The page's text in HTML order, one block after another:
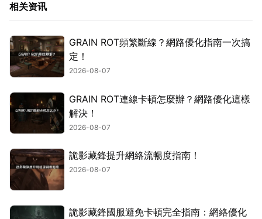
相关资讯
GRAIN ROT頻繁斷線？網路優化指南一次搞
定！
2026-08-07
GRAIN ROT連線卡頓怎麼辦？網路優化這樣
解決！
2026-08-07
詭影藏鋒提升網絡流暢度指南！
2026-08-07
詭影藏鋒國服避免卡頓完全指南：網絡優化